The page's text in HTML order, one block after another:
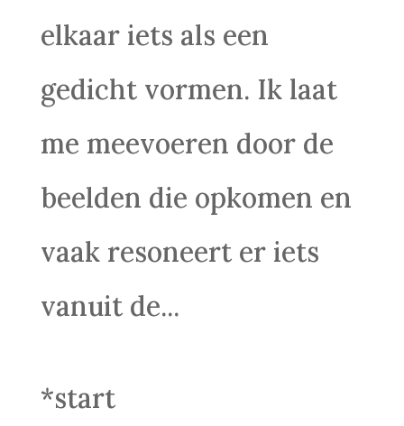
elkaar iets als een
gedicht vormen. Ik laat
me meevoeren door de
beelden die opkomen en
vaak resoneert er iets
vanuit de...
*start